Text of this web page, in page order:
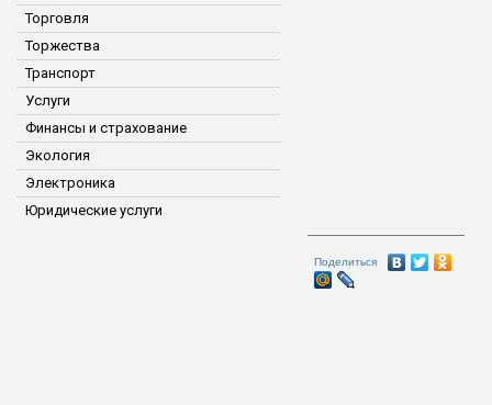
Торговля
Торжества
Транспорт
Услуги
Финансы и страхование
Экология
Электроника
Юридические услуги
Поделиться